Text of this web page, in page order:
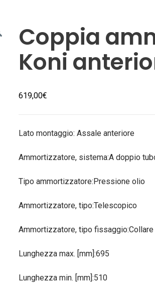
Coppia
Koni
619,00€
Lato montaggio: Assale anteriore
Ammortizzatore, sistema:A doppio
Tipo ammortizzatore:Pressione olio
Ammortizzatore, tipo:Telescopico
Ammortizzatore, tipo
Lunghezza max. [mm]:695
Lunghezza min. [mm]:510